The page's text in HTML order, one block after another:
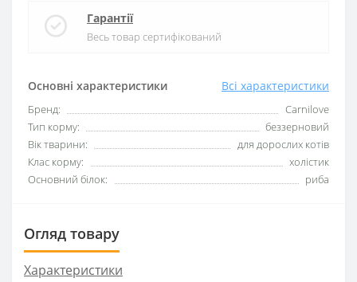
Основні характеристики Всі характеристики
Бренд:
Carnilove
Тип корму:
беззерновий
Вік тварини:
для дорослих котів
Клас корму:
холістик
Основний білок:
риба
Гарантії
Весь товар сертифікований
Огляд товару
Характеристики